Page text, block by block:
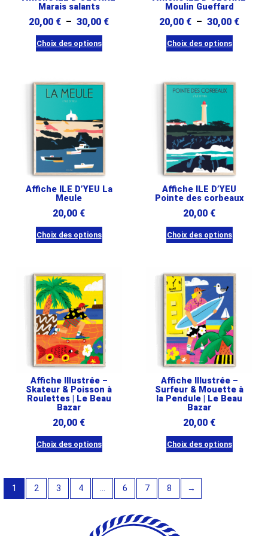
sur
page
sur
la
page
du
Marais salants
20,00 € – 30,00 €Plage
Choix des options
a
plusieurs
variations.
Les
options
peuvent
être
choisies
sur
page
Moulin Gueffard
20,00 € – 30,00 €Plage
Choix des options
a
plusieurs
variations.
Les
options
peuvent
être
choisies
sur
page
Affiche ILE D’YEU La
Meule
20,00 €
Choix des options
a
plusieurs
variations.
Les
options
peuvent
être
choisies
sur
la
page
du
Affiche ILE D’YEU
Pointe des corbeaux
20,00 €
Choix des options
a
plusieurs
variations.
Les
options
peuvent
être
choisies
sur
la
page
du
Affiche Illustrée –
Skateur & Poisson à
Roulettes | Le Beau
Bazar
20,00 €
Choix des options
variations.
Affiche Illustrée –
Surfeur & Mouette à
la Pendule | Le Beau
Bazar
20,00 €
Choix des options
1 2 3 4 … 6 7 8 →